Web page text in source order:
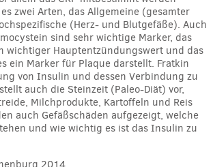
zwei Arten, das Allgemeine (gesamter
(Herz- und Blutgefäße). Auch
sind sehr wichtige Marker, das
wichtiger Hauptentzündungswert und das
ein Marker für Plaque darstellt. Fratkin
von Insulin und dessen Verbindung zu
auch die Steinzeit (Paleo-Diät) vor,
Milchprodukte, Kartoffeln und Reis
auch Gefäßschäden aufgezeigt, welche
und wie wichtig es ist das Insulin zu